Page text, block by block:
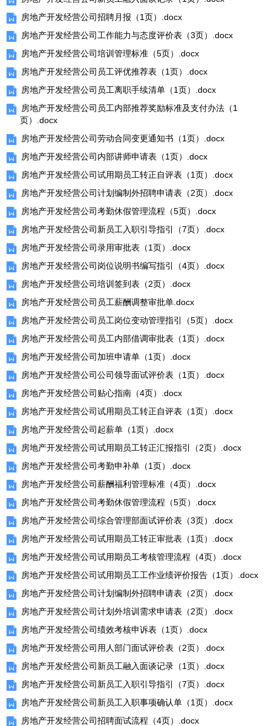
房地产开发经营公司招聘月报（1页）.docx
房地产开发经营公司工作能力与态度评价表（3页）.docx
房地产开发经营公司培训管理标准（5页）.docx
房地产开发经营公司员工评优推荐表（1页）.docx
房地产开发经营公司员工离职手续清单（1页）.docx
房地产开发经营公司员工内部推荐奖励标准及支付办法（1
页）.docx
房地产开发经营公司劳动合同变更通知书（1页）.docx
房地产开发经营公司内部讲师申请表（1页）.docx
房地产开发经营公司试用期员工转正自评表（1页）.docx
房地产开发经营公司计划编制外招聘申请表（2页）.docx
房地产开发经营公司考勤休假管理流程（5页）.docx
房地产开发经营公司新员工入职引导指引（7页）.docx
房地产开发经营公司录用审批表（1页）.docx
房地产开发经营公司岗位说明书编写指引（4页）.docx
房地产开发经营公司培训签到表（2页）.docx
房地产开发经营公司员工薪酬调整审批单.docx
房地产开发经营公司员工岗位变动管理指引（5页）.docx
房地产开发经营公司员工内部借调审批表（1页）.docx
房地产开发经营公司加班申请单（1页）.docx
房地产开发经营公司公司领导面试评价表（1页）.docx
房地产开发经营公司贴心指南（4页）.docx
房地产开发经营公司试用期员工转正自评表（1页）.docx
房地产开发经营公司起薪单（1页）.docx
房地产开发经营公司试用期员工转正汇报指引（2页）.docx
房地产开发经营公司考勤申补单（1页）.docx
房地产开发经营公司薪酬福利管理标准（4页）.docx
房地产开发经营公司考勤休假管理流程（5页）.docx
房地产开发经营公司综合管理部面试评价表（3页）.docx
房地产开发经营公司试用期员工转正审批表（1页）.docx
房地产开发经营公司试用期员工考核管理流程（4页）.docx
房地产开发经营公司试用期员工工作业绩评价报告（1页）.docx
房地产开发经营公司计划编制外招聘申请表（2页）.docx
房地产开发经营公司计划外培训需求申请表（2页）.docx
房地产开发经营公司绩效考核申诉表（1页）.docx
房地产开发经营公司用人部门面试评价表（2页）.docx
房地产开发经营公司新员工融入面谈记录（1页）.docx
房地产开发经营公司新员工入职引导指引（7页）.docx
房地产开发经营公司新员工入职事项确认单（1页）.docx
房地产开发经营公司招聘面试流程（4页）.docx